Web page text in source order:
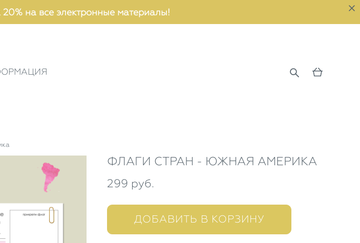
на все электронные материалы!
ФЛАГИ СТРАН - ЮЖНАЯ АМЕРИКА
299 pуб.
ДОБАВИТЬ В КОРЗИНУ